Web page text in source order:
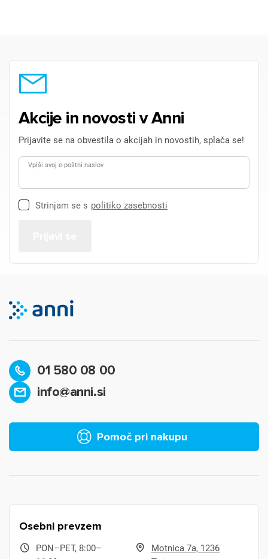
Akcije in novosti v Anni
Prijavite se na obvestila o akcijah in novostih, splača se!
Vpiši svoj e-poštni naslov
Strinjam se s politiko zasebnosti
01 580 08 00
info@anni.si
Pomoč pri nakupu
Osebni prevzem
PON–PET, 8:00–
Motnica 7a, 1236